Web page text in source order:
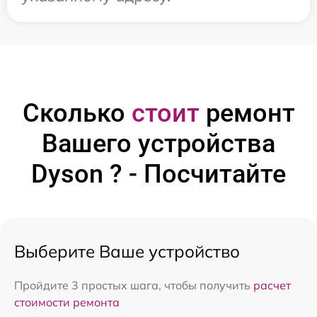
Сколько стоитремонт
Вашего устройства
Dyson ? - Посчитайте
Выберите Ваше устройство
Пройдите 3 простых шага, чтобы получить расчет
стоимости ремонта